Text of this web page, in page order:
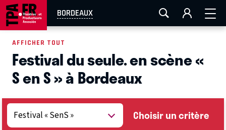
BORDEAUX
AIX-MARSEILLE AURAY LA ROCHELLE
EN TOURNÉE
AFFICHER TOUT
Festival du seule. en scène «
S en S » à Bordeaux
Choisir un critère